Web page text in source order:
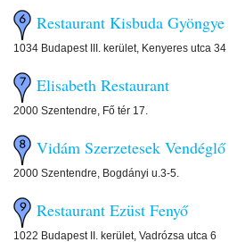
Restaurant Kisbuda Gyöngye
1034 Budapest III. kerület, Kenyeres utca 34
Elisabeth Restaurant
2000 Szentendre, Fő tér 17.
Vidám Szerzetesek Vendéglő
2000 Szentendre, Bogdányi u.3-5.
Restaurant Ezüst Fenyő
1022 Budapest II. kerület, Vadrózsa utca 6